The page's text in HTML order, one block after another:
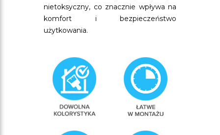
nietoksyczny, co znacznie wpływa na
komfort i bezpieczeństwo
użytkowania.